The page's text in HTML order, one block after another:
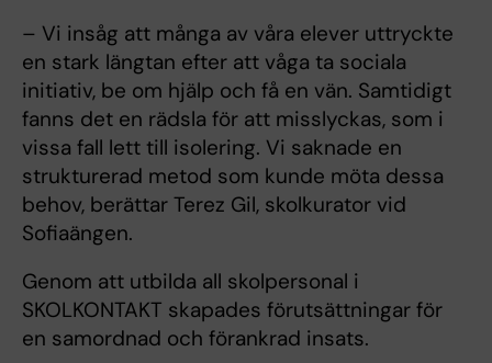
– Vi insåg att många av våra elever uttryckte
en stark längtan efter att våga ta sociala
initiativ, be om hjälp och få en vän. Samtidigt
fanns det en rädsla för att misslyckas, som i
vissa fall lett till isolering. Vi saknade en
strukturerad metod som kunde möta dessa
behov, berättar Terez Gil, skolkurator vid
Sofiaängen.
Genom att utbilda all skolpersonal i
SKOLKONTAKT skapades förutsättningar för
en samordnad och förankrad insats.